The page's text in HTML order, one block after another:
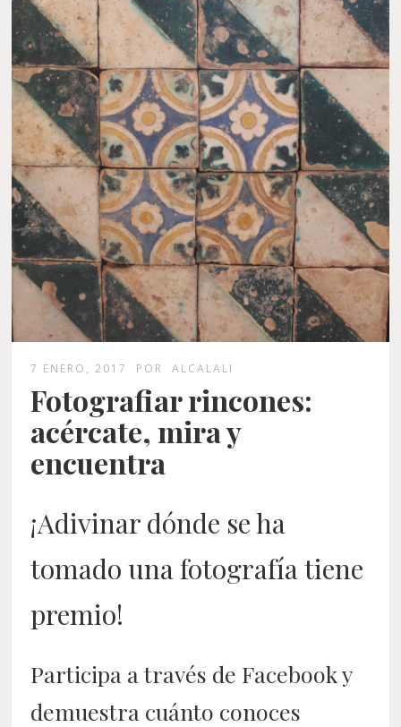
7 ENERO, 2017 POR ALCALALI
Fotografiar rincones:
acércate, mira y
encuentra
¡Adivinar dónde se ha
tomado una fotografía tiene
premio!
Participa a través de Facebook y
demuestra cuánto conoces